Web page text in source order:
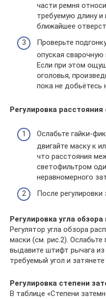
части ремня
требуемую длину
ближайшее
Проверьте
опуская
Если при этом
оголовья,
пока не добьётесь
Регулировка
Ослабьте гайки-
двигайте маску к
что расстояния
светофильтром
неравномерного
После
Регулировка угла обзора
Регулятор угла обзора
маски (см. рис.2).
выдавите штифт рычага из
требуемый угол и
Регулировка степени
В таблице «Степени